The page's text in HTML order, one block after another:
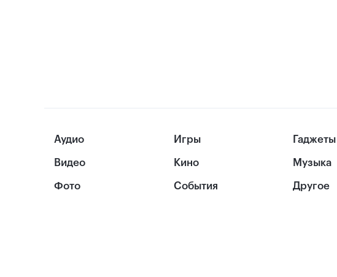
Аудио
Видео
Фото
Игры
Кино
События
Гаджеты
Музыка
Другое